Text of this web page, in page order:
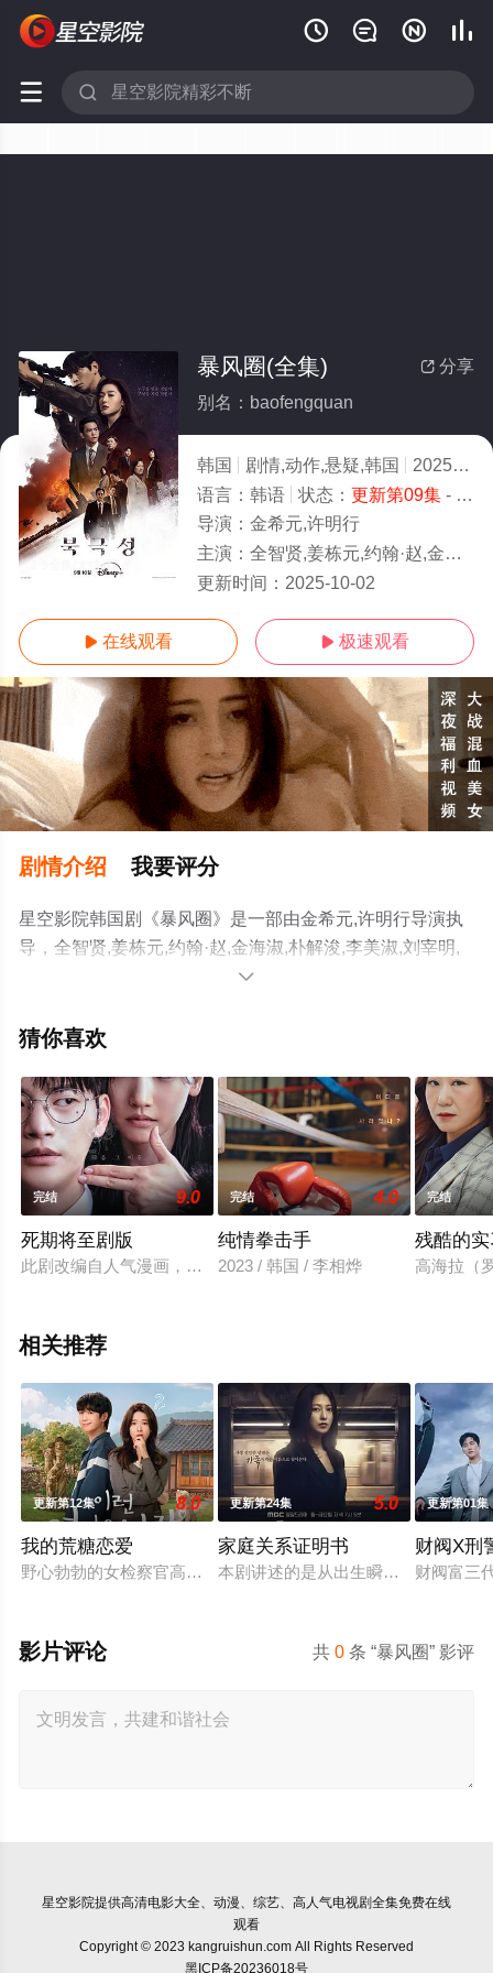
   
 
1-9全集/大结局
 分享
暴风圈(全集)
别名：baofengquan
韩国 剧情,动作,悬疑,韩国 2025
语言： 韩语 状态： 更新第09集- 免费在线观看
导演： 金希元,许明行
主演： 全智贤,姜栋元,约翰·赵,金海淑,朴解浚,李美淑,刘宰明,吴正世,李尚熙,朱钟赫,元志安,
更新时间： 2025-10-02
 在线观看  极速观看
剧情介绍 我要评分
星空影院韩国剧《暴风圈》是一部由金希元,许明行导演执
导，全智贤,姜栋元,约翰·赵,金海淑,朴解浚,李美淑,刘宰明,
吴正世,李尚熙,朱钟赫,元志安,艾丽西娅·汉娜,雅各布·贝特兰
尔·加斯顿,斯宾塞·加雷特,汤姆·伦克,乔尔·德·拉·冯特等演员
免费观看高清未删减完整版电视剧全集就上星空电影网，
热播电视剧提前免费观看，更多剧情信息可移步至豆瓣电
视剧、电视猫或剧情网等平台了解。

猜你喜欢
完结 9.0
死期将至剧版
此剧改编自人气漫画，由《再次十八岁》导演执导，讲述与死
完结 4.0
纯情拳击手
2023 / 韩国 / 李相烨
完结
残酷的
高海拉（
相关推荐
更新第12集 8.0
我的荒糖恋爱
野心勃勃的女检察官高恩世（贺营 饰）意外失忆，住进拳击教
更新第24集 5.0
家庭关系证明书
本剧讲述的是从出生瞬间开始就被打
更新第01集
财阀X刑
财阀富三
共0 条 “暴风圈” 影评
影片评论
星空影院提供高清电影大全、动漫、综艺、高人气电视剧全集免费在线
观看
Copyright © 2023 kangruishun.com All Rights Reserved
黑ICP备20236018号